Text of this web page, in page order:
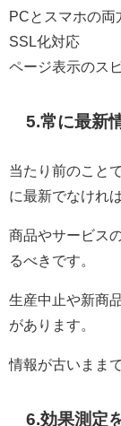
PCとスマホの両
SSL化対応
ページ表示のス
5.常に最新
当たり前のこと
に最新でなけれ
商品やサービス
るべきです。
生産中止や新商
があります。
情報が古いまま
6.効果測定